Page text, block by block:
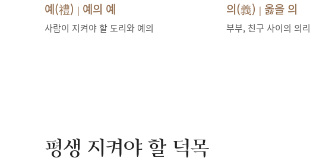
예(禮) | 예의 예
사람이 지켜야 할 도리와 예의
의(義) | 옳을 의
부부, 친구 사이의 의리
평생 지켜야 할 덕목